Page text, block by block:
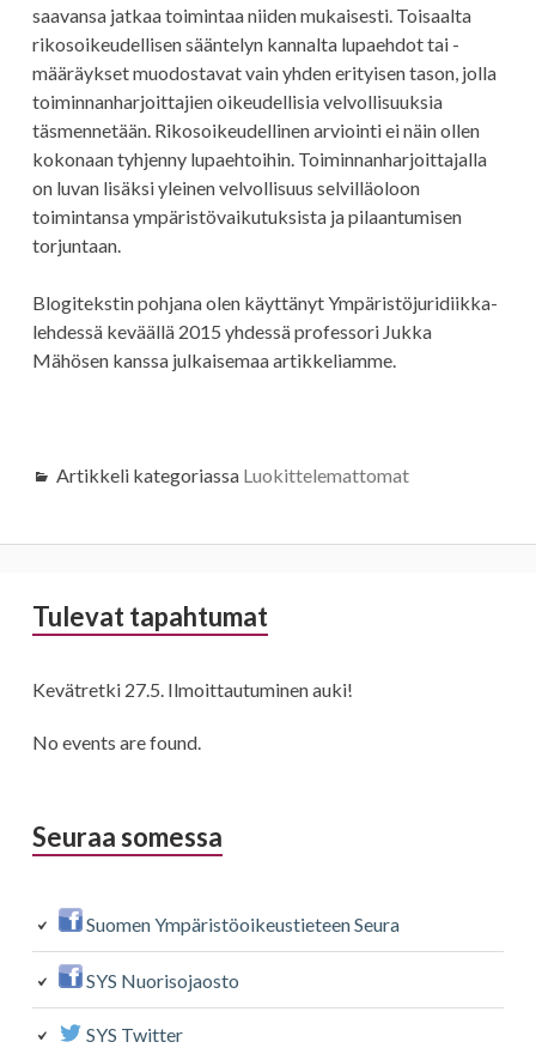
saavansa jatkaa toimintaa niiden mukaisesti. Toisaalta
rikosoikeudellisen sääntelyn kannalta lupaehdot tai -
määräykset muodostavat vain yhden erityisen tason, jolla
toiminnanharjoittajien oikeudellisia velvollisuuksia
täsmennetään. Rikosoikeudellinen arviointi ei näin ollen
kokonaan tyhjenny lupaehtoihin. Toiminnanharjoittajalla
on luvan lisäksi yleinen velvollisuus selvilläoloon
toimintansa ympäristövaikutuksista ja pilaantumisen
torjuntaan.
Blogitekstin pohjana olen käyttänyt Ympäristöjuridiikka-
lehdessä keväällä 2015 yhdessä professori Jukka
Mähösen kanssa julkaisemaa artikkeliamme.
Artikkeli kategoriassa Luokittelemattomat
Sivupalkki
Tulevat tapahtumat
Kevätretki 27.5. Ilmoittautuminen auki!
No events are found.
Seuraa somessa
Suomen Ympäristöoikeustieteen Seura
SYS Nuorisojaosto
SYS Twitter